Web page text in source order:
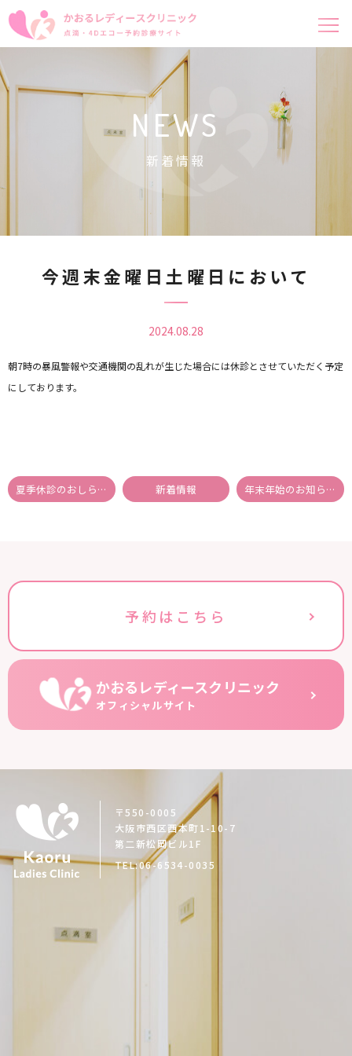
NEWS
新着情報
今週末金曜日土曜日において
2024.08.28
朝7時の暴風警報や交通機関の乱れが生じた場合には休診とさせていただく予定
にしております。
夏季休診のおしらせ 新着情報 年末年始のお知らせ
予約はこちら
かおるレディースクリニック
オフィシャルサイト
〒550-0005
大阪市西区西本町1-10-7
第二新松岡ビル1F
TEL:06-6534-0035